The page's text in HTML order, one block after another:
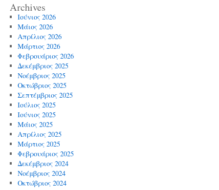
Archives
Ιούνιος 2026
Μάιος 2026
Απρίλιος 2026
Μάρτιος 2026
Φεβρουάριος 2026
Δεκέμβριος 2025
Νοέμβριος 2025
Οκτώβριος 2025
Σεπτέμβριος 2025
Ιούλιος 2025
Ιούνιος 2025
Μάιος 2025
Απρίλιος 2025
Μάρτιος 2025
Φεβρουάριος 2025
Δεκέμβριος 2024
Νοέμβριος 2024
Οκτώβριος 2024